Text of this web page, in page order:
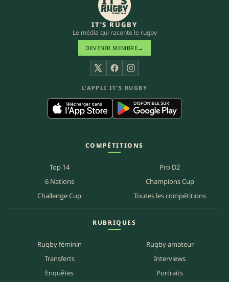
IT’S RUGBY
Le média qui raconte le rugby
DEVENIR MEMBRE→
X FacebookInstagram
L’APPLI IT’S RUGBY
COMPÉTITIONS
Top 14
Pro D2
6 Nations
Champions Cup
Challenge Cup
Toutes les compétitions
RUBRIQUES
Rugby féminin
Rugby amateur
Transferts
Interviews
Enquêtes
Portraits